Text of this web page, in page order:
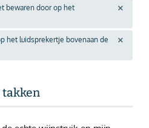
bewaren door op het
het luidsprekertje bovenaan de
takken